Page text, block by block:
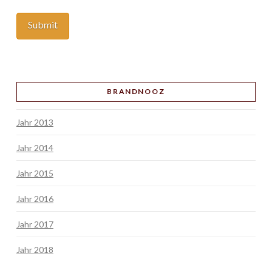
BRANDNOOZ
Jahr 2013
Jahr 2014
Jahr 2015
Jahr 2016
Jahr 2017
Jahr 2018